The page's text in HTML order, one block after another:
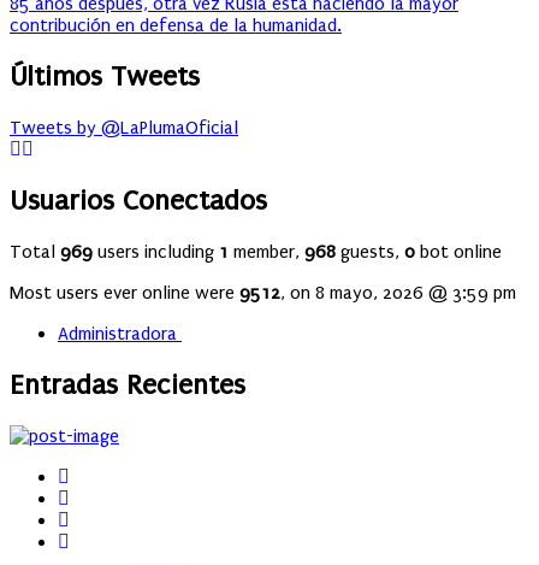
contribución en defensa de la humanidad.
Últimos Tweets
Tweets by @LaPlumaOficial
Usuarios Conectados
Total 969 users including 1 member, 968 guests, 0 bot online
Most users ever online were 9512, on 8 mayo, 2026 @ 3:59 pm
Administradora
Entradas Recientes